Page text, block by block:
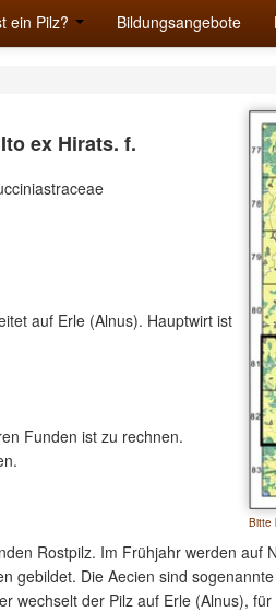
ein Pilz? Bildungsangebote
Bitte
ex Hirats. f.
auf Erle (Alnus). Hauptwirt ist
Funden ist zu rechnen.
Rostpilz. Im Frühjahr werden auf
gebildet. Die Aecien sind
wechselt der Pilz auf Erle (Alnus),